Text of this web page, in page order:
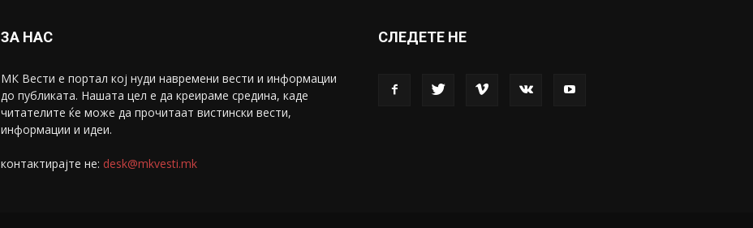
ЗА НАС
МК Вести е портал коj нуди навремени вести и информации
до публиката. Нашата цел е да креираме средина, каде
читателите ќе може да прочитаат вистински вести,
информации и идеи.
контактирајте не: desk@mkvesti.mk
СЛЕДЕТЕ НЕ